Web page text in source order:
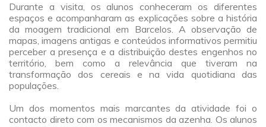
Durante a visita, os alunos conheceram os diferentes
espaços e acompanharam as explicações sobre a história
da moagem tradicional em Barcelos. A observação de
mapas, imagens antigas e conteúdos informativos permitiu
perceber a presença e a distribuição destes engenhos no
território, bem como a relevância que tiveram na
transformação dos cereais e na vida quotidiana das
populações.
Um dos momentos mais marcantes da atividade foi o
contacto direto com os mecanismos da azenha. Os alunos